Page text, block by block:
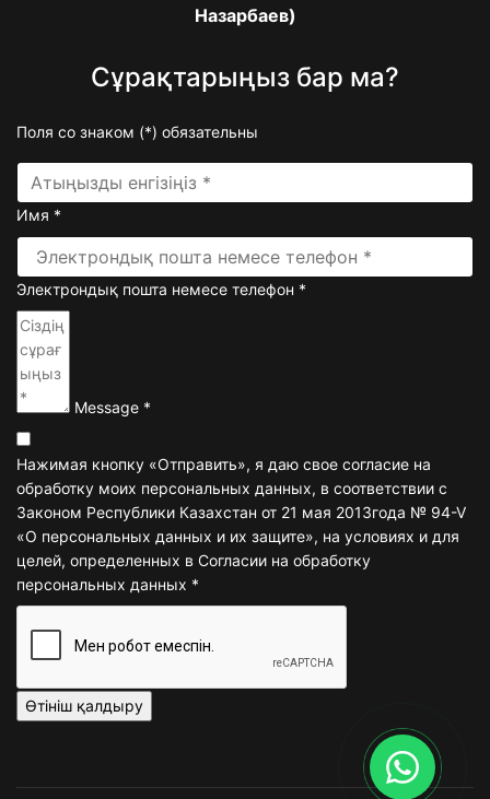
Назарбаев)
Сұрақтарыңыз бар ма?
Поля со знаком (*) обязательны
Имя *
Электрондық пошта немесе телефон *
Message *
Terms and conditions
Нажимая кнопку «Отправить», я даю свое согласие на
обработку моих персональных данных, в соответствии с
Законом Республики Казахстан от 21 мая 2013года № 94-V
«О персональных данных и их защите», на условиях и для
целей, определенных в Согласии на обработку
персональных данных *